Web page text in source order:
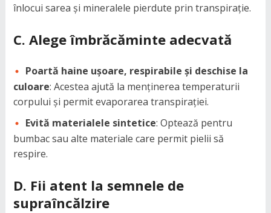
înlocui sarea și mineralele pierdute prin transpirație.
C. Alege îmbrăcăminte adecvată
Poartă haine ușoare, respirabile și deschise la
culoare: Acestea ajută la menținerea temperaturii
corpului și permit evaporarea transpirației.
Evită materialele sintetice: Optează pentru
bumbac sau alte materiale care permit pielii să
respire.
D. Fii atent la semnele de
supraîncălzire